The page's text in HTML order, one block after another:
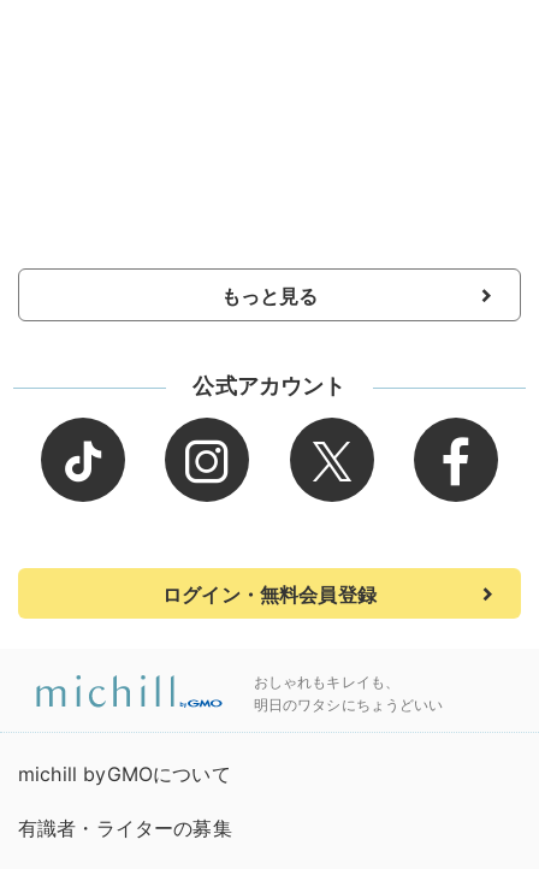
もっと見る
公式アカウント
ログイン・無料会員登録
おしゃれもキレイも、
明日のワタシにちょうどいい
michill byGMOについて
有識者・ライターの募集